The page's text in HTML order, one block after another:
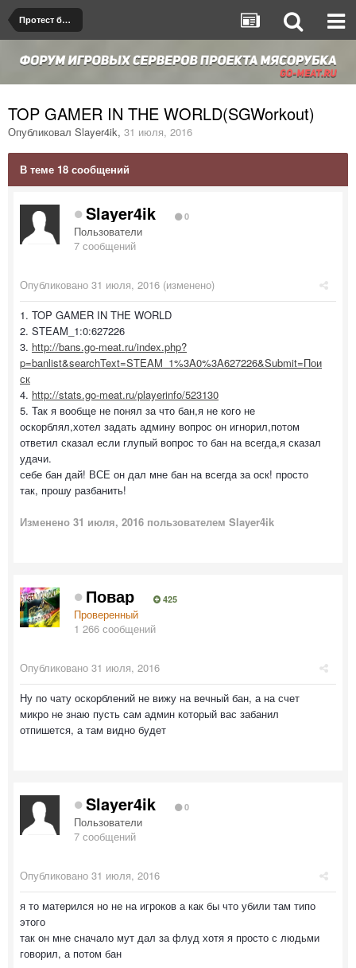
Протест бана/мута
TOP GAMER IN THE WORLD(SGWorkout)
Опубликовал Slayer4ik, 31 июля, 2016
В теме 18 сообщений
Slayer4ik 0
Пользователи
7 сообщений
Опубликовано 31 июля, 2016 (изменено)
1. TOP GAMER IN THE WORLD
2. STEAM_1:0:627226
3. http://bans.go-meat.ru/index.php?
p=banlist&searchText=STEAM_1%3A0%3A627226&Submit=Пои
ск
4. http://stats.go-meat.ru/playerinfo/523130
5. Так я вообще не понял за что бан,я не кого не
оскорблял,хотел задать админу вопрос он игнорил,потом
ответил сказал если глупый вопрос то бан на всегда,я сказал
удачи.
себе бан дай! ВСЕ он дал мне бан на всегда за оск! просто
так, прошу разбанить!
Изменено 31 июля, 2016 пользователем Slayer4ik
Повар 425
Проверенный
1 266 сообщений
Опубликовано 31 июля, 2016
Ну по чату оскорблений не вижу на вечный бан, а на счет
микро не знаю пусть сам админ который вас забанил
отпишется, а там видно будет
Slayer4ik 0
Пользователи
7 сообщений
Опубликовано 31 июля, 2016
я то матерился но не на игроков а как бы что убили там типо
этого
так он мне сначало мут дал за флуд хотя я просто с людьми
говорил, а потом бан